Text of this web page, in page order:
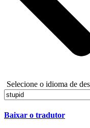
Selecione o idioma de
Baixar o tradutor